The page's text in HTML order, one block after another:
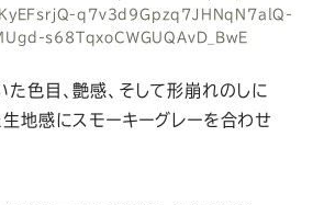
q7v3d9Gpzq7JHNqN7alQ-
s68TqxoCWGUQAvD_BwE
色目、艶感、そして形崩れのしに
生地感にスモーキーグレーを合わせ